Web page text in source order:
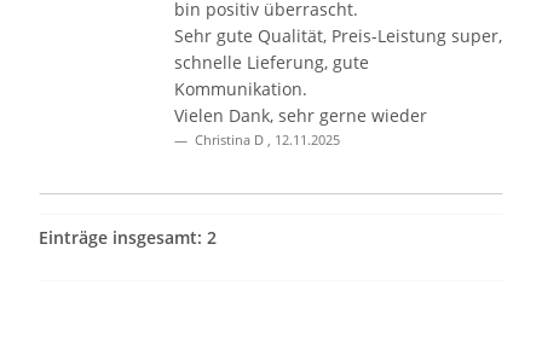
bin positiv überrascht.
Sehr gute Qualität, Preis-Leistung super,
schnelle Lieferung, gute
Kommunikation.
Vielen Dank, sehr gerne wieder
Christina D , 12.11.2025
Einträge insgesamt: 2